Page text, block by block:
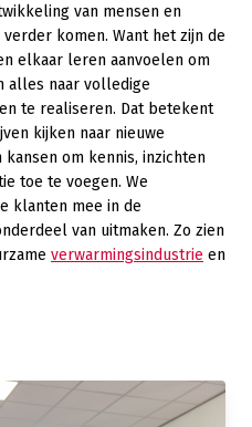
van mensen en
komen. Want het zijn de
elkaar leren aanvoelen om
alles naar volledige
te realiseren. Dat betekent
kijken naar nieuwe
om kennis, inzichten
toe te voegen. We
klanten mee in de
van uitmaken. Zo zien
verwarmingsindustrie en